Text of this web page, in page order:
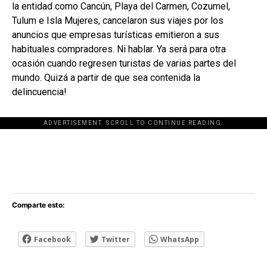
la entidad como Cancún, Playa del Carmen, Cozumel,
Tulum e Isla Mujeres, cancelaron sus viajes por los
anuncios que empresas turísticas emitieron a sus
habituales compradores. Ni hablar. Ya será para otra
ocasión cuando regresen turistas de varias partes del
mundo. Quizá a partir de que sea contenida la
delincuencia!
ADVERTISEMENT. SCROLL TO CONTINUE READING.
[adsforwp id="243463"]
Comparte esto:
Facebook Twitter WhatsApp